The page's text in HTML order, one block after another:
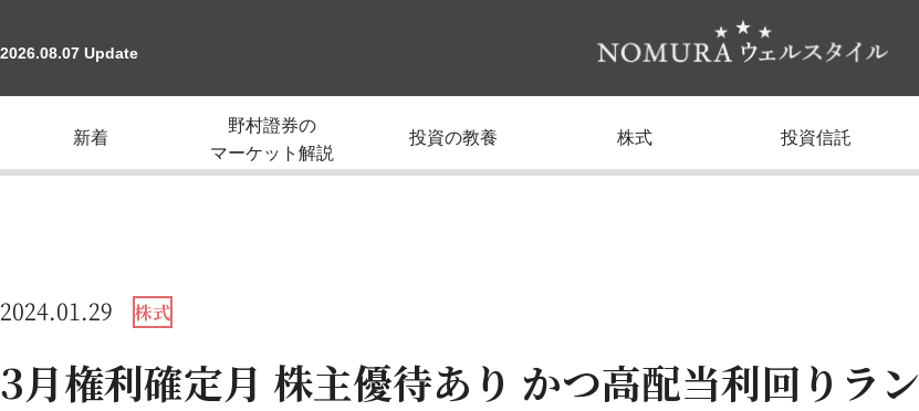
2026.08.07 Update
新着
野村證券の
マーケット解説
投資の教養 株式 投資信託
2024.01.29 株式
3月権利確定月 株主優待あり かつ高配当利回りラン